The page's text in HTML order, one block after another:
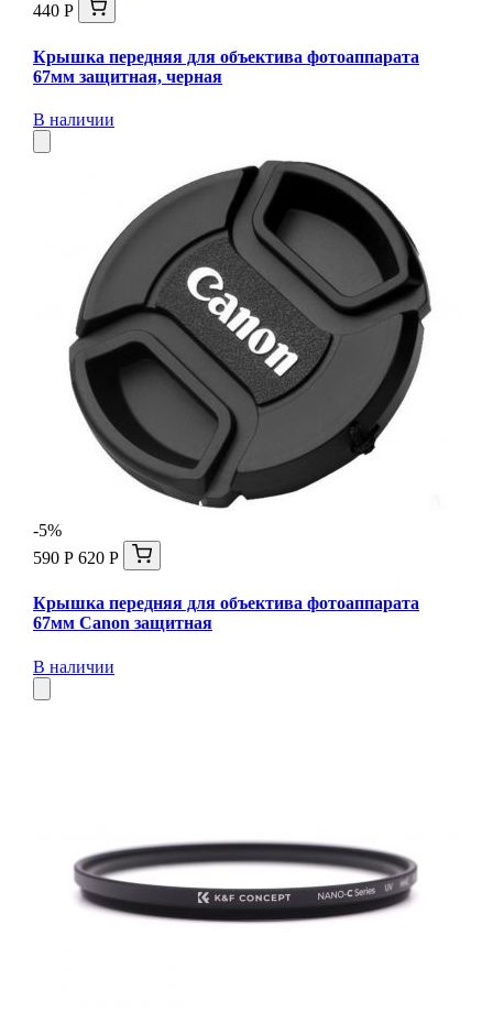
440 Р
Крышка передняя для объектива фотоаппарата
67мм защитная, черная
В наличии
-5%
590 Р 620 Р
Крышка передняя для объектива фотоаппарата
67мм Canon защитная
В наличии